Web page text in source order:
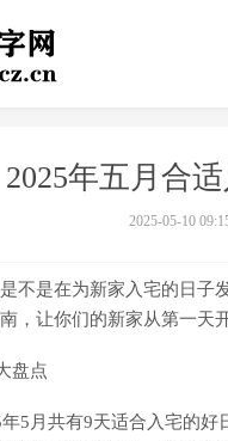
2025年五月合
2025-05-10
不是在为新家入宅的日子
，让你们的新家从第一天
盘点
5月共有9天适合入宅的